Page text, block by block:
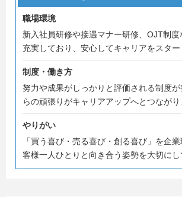
2024年４月に本田技研連結販売会社である
千葉”“東京中央”“埼玉”“横浜”４社が統合
日本最大規模のホンダディーラー！として
まだまだこれから皆で作り上げていく会社
ますので、27卒の皆さま！どうか私たち
さい！！
＃ホンダカーズ千葉
職場環境
新入社員研修や接遇マナー研修、OJT制
充実しており、安心してキャリアをスタ
制度・働き方
努力や成果がしっかりと評価される制度
らの頑張りがキャリアアップへとつながり
やりがい
「買う喜び・売る喜び・創る喜び」を企
客様一人ひとりと向き合う姿勢を大切にし